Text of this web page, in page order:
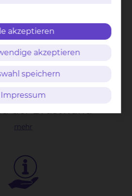
bei Be­strah­lung der
der Brust­wand
mehr
akzeptieren
akzeptieren
speichern
Impressum